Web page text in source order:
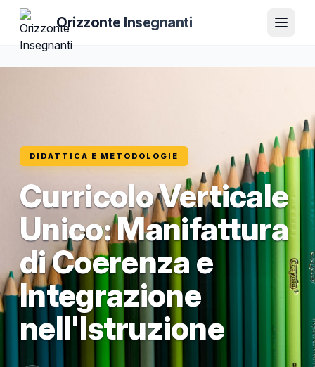
Orizzonte Insegnanti
DIDATTICA E METODOLOGIE
Curricolo Verticale
Unico: Manifattura
di Coerenza e
Integrazione
nell'Istruzione